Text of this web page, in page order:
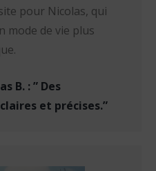
pour Nicolas, qui
mode de vie plus
B. : ” Des
et précises.”